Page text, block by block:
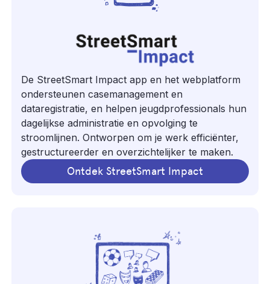
De StreetSmart Impact app en het webplatform
ondersteunen casemanagement en
dataregistratie, en helpen jeugdprofessionals hun
dagelijkse administratie en opvolging te
stroomlijnen. Ontworpen om je werk efficiënter,
gestructureerder en overzichtelijker te maken.
Ontdek StreetSmart Impact